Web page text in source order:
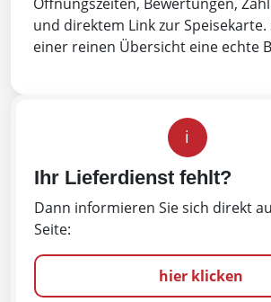
und direktem Link zur Speisekarte.
einer reinen Übersicht eine echte
i
Ihr Lieferdienst fehlt?
Dann informieren Sie sich direkt
Seite:
hier klicken